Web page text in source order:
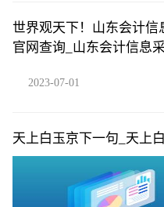
世界观天下！山东会计信
官网查询_山东会计信息
2023-07-01
天上白玉京下一句_天上